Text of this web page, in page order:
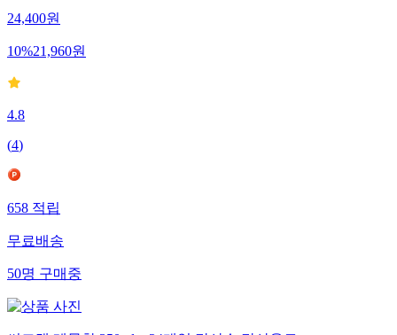
24,400원
10%21,960원
4.8
(4)
658적립
무료배송
50명구매중